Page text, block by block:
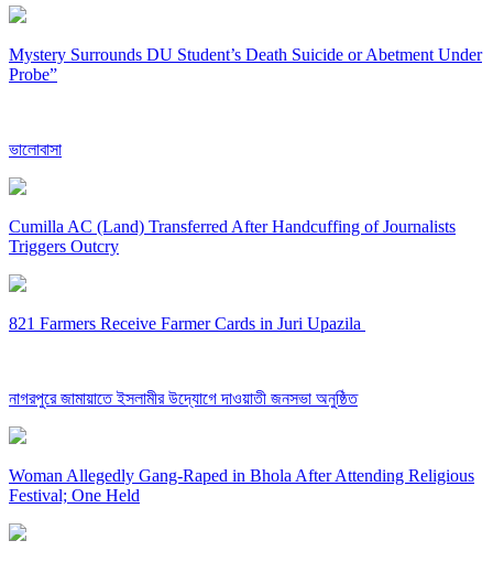
Mystery Surrounds DU Student’s Death Suicide or Abetment Under
Probe”
ভালোবাসা
Cumilla AC (Land) Transferred After Handcuffing of Journalists
Triggers Outcry
821 Farmers Receive Farmer Cards in Juri Upazila
নাগরপুরে জামায়াতে ইসলামীর উদ্যোগে দাওয়াতী জনসভা অনুষ্ঠিত
Woman Allegedly Gang-Raped in Bhola After Attending Religious
Festival; One Held